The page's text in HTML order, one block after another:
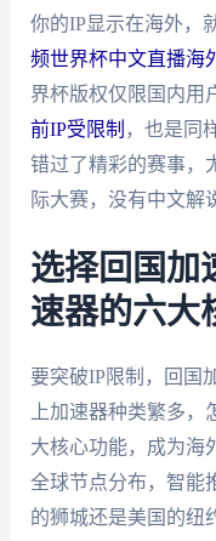
你的IP显示在海外，
频世界杯中文直播海
界杯版权仅限国内用
前IP受限制 ，也是同
错过了精彩的赛事，
际大赛，没有中文解
选择回国加
速器的六大
要突破IP限制，回国
上加速器种类繁多，
大核心功能，成为海
全球节点分布，智
的狮城还是美国的纽